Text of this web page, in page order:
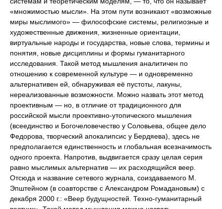
«множимостью мысли». На этом пути возникают «возможные
миры мыслимого» — философские системы, религиозные и
художественные движения, жизненные ориентации,
виртуальные народы и государства, новые слова, термины и
понятия, новые дисциплины и формы гуманитарного
исследования. Такой метод мышления аналитичен по
отношению к современной культуре — и одновременно
альтернативен ей, обнаруживая её пустоты, лакуны,
нереализованные возможности. Можно назвать этот метод
проективным — но, в отличие от традиционного для
российской мысли проективно-утопического мышления
(всеединство и Богочеловечество у Соловьева, общее дело
Федорова, творческий апокалипсис у Бердяева), здесь не
предполагается единственность и глобальная всезначимость
одного проекта. Напротив, выдвигается сразу целая серия
равно мыслимых альтернатив — их расходящийся веер.
Отсюда и название сетевого журнала, соиздаваемого М.
Эпштейном (в соавторстве с Александром Ромадановым) с
декабря 2000 г.: «Веер будущностей. Техно-гуманитарный